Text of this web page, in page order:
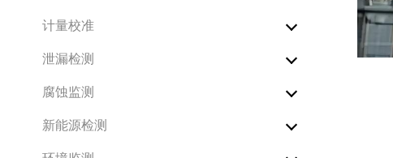
计量校准
泄漏检测
腐蚀监测
新能源检测